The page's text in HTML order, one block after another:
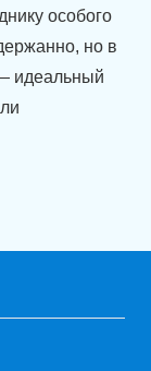
особого
но в
идеальный